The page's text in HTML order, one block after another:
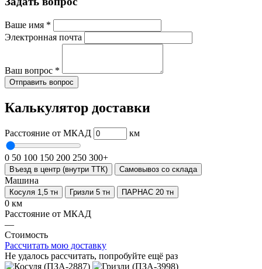
Ваше имя *
Электронная почта
Ваш вопрос *
Отправить вопрос
Калькулятор доставки
Расстояние от МКАД км
0 50 100 150 200 250 300+
Въезд в центр (внутри ТТК) Самовывоз со склада
Машина
Косуля 1,5 тн Гризли 5 тн ПАРНАС 20 тн
0 км
Расстояние от МКАД
—
Стоимость
Рассчитать мою доставку
Не удалось рассчитать, попробуйте ещё раз